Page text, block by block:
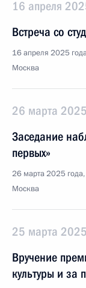
16 апреля
Встреча со
16 апреля 2025
Москва
26 марта
Заседание
первых»
26 марта 2025
Москва
25 марта
Вручение
культуры и за